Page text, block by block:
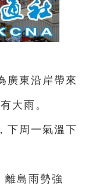
廣東沿岸帶來
大雨。
下周一氣溫下
離島雨勢強